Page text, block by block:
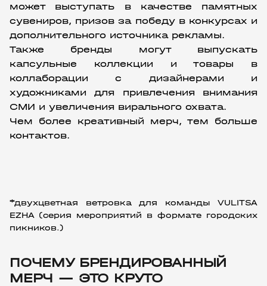
может выступать в качестве памятных
сувениров, призов за победу в конкурсах и
дополнительного источника рекламы.
Также бренды могут выпускать
капсульные коллекции и товары в
коллаборации с дизайнерами и
художниками для привлечения внимания
СМИ и увеличения вирального охвата.
Чем более креативный мерч, тем больше
контактов.
*двухцветная ветровка для команды VULITSA
EZHA (серия мероприятий в формате городских
пикников.)
ПОЧЕМУ БРЕНДИРОВАННЫЙ
МЕРЧ — ЭТО КРУТО